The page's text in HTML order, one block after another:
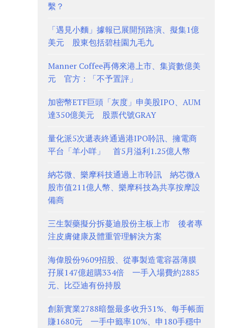
繫？
「遇見小麵」據報已展開預路演、擬集1億
美元 股東包括碧桂園九毛九
Manner Coffee再傳來港上市、集資數億美
元 官方：「不予置評」
加密幣ETF巨頭「灰度」申美股IPO、AUM
達350億美元 股票代號GRAY
量化派5次遞表終通過港IPO聆訊、擁電商
平台「羊小咩」 首5月溢利1.25億人幣
納芯微、樂摩科技通過上市聆訊 納芯微A
股市值211億人幣、樂摩科技為共享按摩設
備商
三生製藥擬分拆蔓迪股份主板上市 後者專
注皮膚健康及體重管理解決方案
海偉股份9609招股、從事製造電容器薄膜
孖展147億超購334倍 一手入場費約2885
元、比亞迪有份持股
創新實業2788暗盤最多收升31%、每手帳面
賺1680元 一手中籤率10%、申180手穩中